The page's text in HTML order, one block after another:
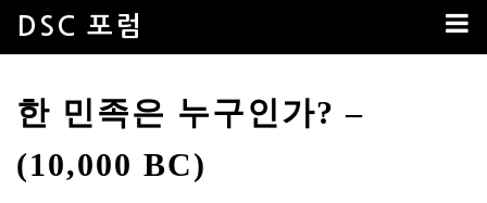
DSC 포럼
한 민족은 누구인가? –
(10,000 BC)